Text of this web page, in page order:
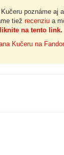
poznáme aj
tiež recenziua
na tento link.
Kučeru na